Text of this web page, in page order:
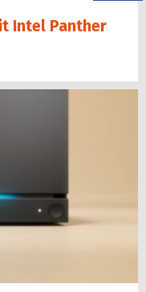
Intel Panther